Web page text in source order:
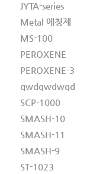
JYTA-series
Metal 에칭제
MS-100
PEROXENE
PEROXENE-3
qwdqwdwqd
SCP-1000
SMASH-10
SMASH-11
SMASH-9
ST-1023